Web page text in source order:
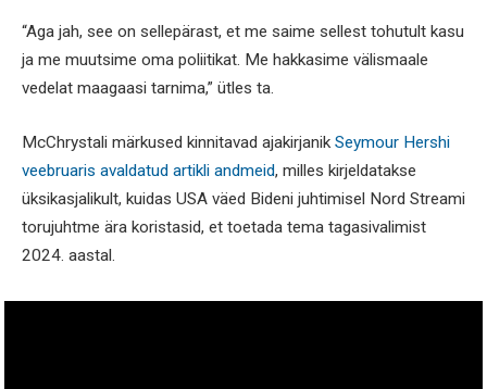
“Aga jah, see on sellepärast, et me saime sellest tohutult kasu
ja me muutsime oma poliitikat. Me hakkasime välismaale
vedelat maagaasi tarnima,” ütles ta.
McChrystali märkused kinnitavad ajakirjanikSeymour Hershi
veebruaris avaldatud artikli andmeid, milles kirjeldatakse
üksikasjalikult, kuidas USA väed Bideni juhtimisel Nord Streami
torujuhtme ära koristasid, et toetada tema tagasivalimist
2024. aastal.